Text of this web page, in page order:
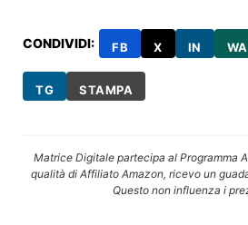
CONDIVIDI: FB X IN WA
TG STAMPA
Matrice Digitale partecipa al Programma
qualità di Affiliato Amazon, ricevo un
Questo non influenza i